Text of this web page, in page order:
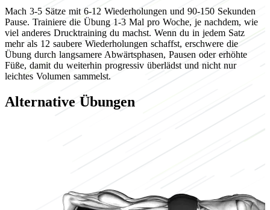
Mach 3-5 Sätze mit 6-12 Wiederholungen und 90-150 Sekunden
Pause. Trainiere die Übung 1-3 Mal pro Woche, je nachdem, wie
viel anderes Drucktraining du machst. Wenn du in jedem Satz
mehr als 12 saubere Wiederholungen schaffst, erschwere die
Übung durch langsamere Abwärtsphasen, Pausen oder erhöhte
Füße, damit du weiterhin progressiv überlädst und nicht nur
leichtes Volumen sammelst.
Alternative Übungen